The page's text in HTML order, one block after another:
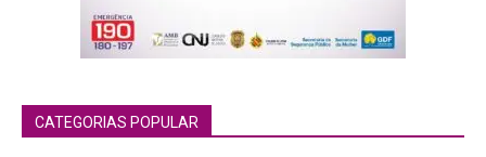
CATEGORIAS POPULAR